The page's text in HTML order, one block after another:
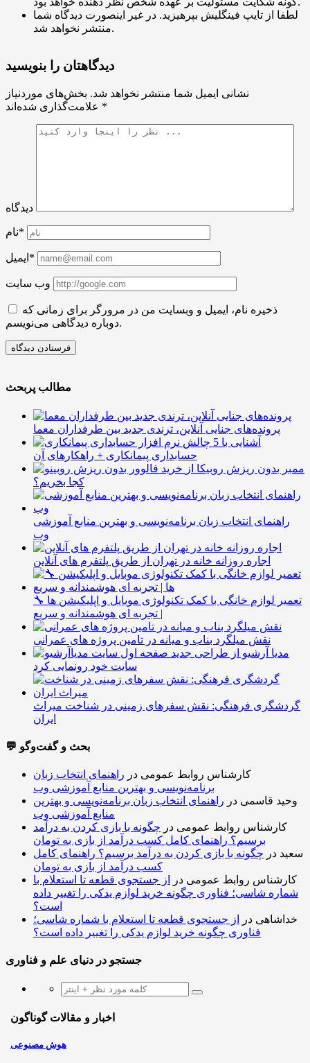
لطفا از تایپ فینگلیش بپرهیزید. در غیر اینصورت دیدگاه شما
منتشر نخواهد شد.
دیدگاهتان را بنویسید
نشانی ایمیل شما منتشر نخواهد شد. بخش‌های موردنیاز
*
دیدگاه
نام*
ایمیل*
وب سایت
ذخیره نام، ایمیل و وبسایت من در مرورگر برای زمانی که
دوباره دیدگاهی می‌نویسم.
مطالب پربحث
پرونده‌های جنایی آنلاین، ترندی جدید بین طرفداران معما
آشنایی با 5 چالش
حسابداری پیمانکاری + راهکارهای آن
ممبر بدون ریزش روبیکا از
کجا بخریم؟
راهنمای انتخاب زبان برنامه‌نویسی و بهترین منابع آموزشی
وب
اجاره روزانه خانه در تهران از طریق پلتفرم های آنلاین
🔧 تعمیر لوازم خانگی با کمک تکنولوژی موبایل و اپلیکیشن ها
| تجربه ای هوشمندانه و سریع
نقش میلگرد بناب و میانه در تامین پروژه های عمرانی
مدیا آرشیو از طراحی جدید
سایت خود رونمایی کرد
گردشگری فرهنگی: نقش سفرهای زمینی در شناخت میراث
ایران
💬 بحث و گفت‌وگو
کارشناس روابط عمومی در راهنمای انتخاب زبان
برنامه‌نویسی و بهترین منابع آموزشی وب
وحید قاسمی در راهنمای انتخاب زبان برنامه‌نویسی و بهترین
منابع آموزشی وب
کارشناس روابط عمومی در چگونه با بازی کردن به درآمد
برسیم؟ راهنمای کامل کسب درآمد از بازی به تومان
سعید در چگونه با بازی کردن به درآمد برسیم؟ راهنمای کامل
کسب درآمد از بازی به تومان
کارشناس روابط عمومی در
از جستجوی قطعه تا استعلام با
شماره شاسی؛ فناوری چگونه خرید لوازم یدکی را تغییر داده
است؟
خداشاهی در
از جستجوی قطعه تا استعلام با شماره شاسی؛
فناوری چگونه خرید لوازم یدکی را تغییر داده است؟
جستجو در دنیای علم و فناوری
اخبار و مقالات گوناگون
هوش مصنوعی